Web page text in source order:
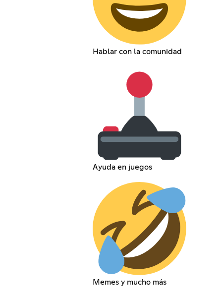
Hablar con la comunidad
Ayuda en juegos
Memes y mucho más